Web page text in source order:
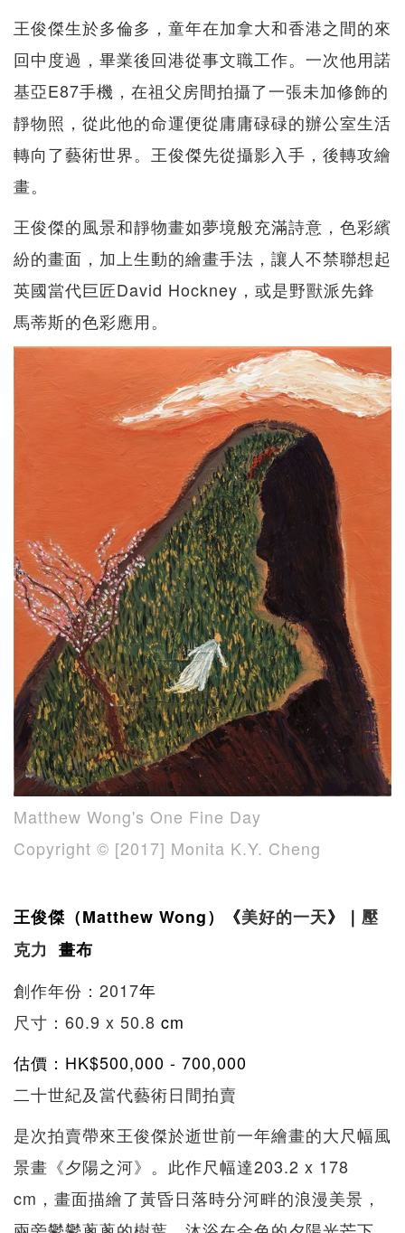
王俊傑生於多倫多，童年在加拿大和香港之間的來
回中度過，畢業後回港從事文職工作。一次他用諾
基亞E87手機，在祖父房間拍攝了一張未加修飾的
靜物照，從此他的命運便從庸庸碌碌的辦公室生活
轉向了藝術世界。王俊傑先從攝影入手，後轉攻繪
畫。
王俊傑的風景和靜物畫如夢境般充滿詩意，色彩繽
紛的畫面，加上生動的繪畫手法，讓人不禁聯想起
英國當代巨匠David Hockney，或是野獸派先鋒
馬蒂斯的色彩應用。
Matthew Wong's One Fine Day
Copyright ©️ [2017] Monita K.Y. Cheng
王俊傑（Matthew Wong）《美好的一天》｜ 壓
克力 畫布
創作年份：2017年
尺寸：60.9 x 50.8 cm
估價：HK$500,000 - 700,000
二十世紀及當代藝術日間拍賣
是次拍賣帶來王俊傑於逝世前一年繪畫的大尺幅風
景畫《夕陽之河》。此作尺幅達203.2 x 178
cm，畫面描繪了黃昏日落時分河畔的浪漫美景，